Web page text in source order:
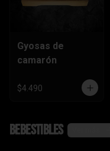
Gyosas de
camarón
$4.490
Bebestibles